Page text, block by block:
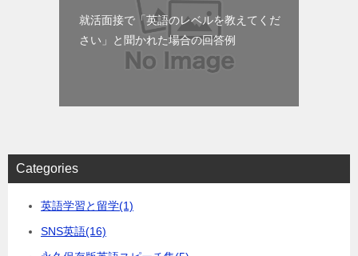
就活面接で「英語のレベルを教えてくだ
さい」と聞かれた場合の回答例
Categories
英語学習と留学(1)
SNS英語(16)